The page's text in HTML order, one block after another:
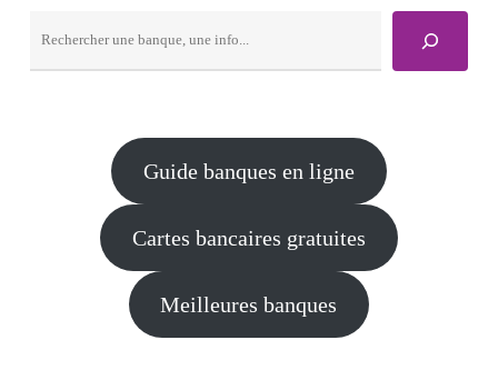
Guide banques en ligne
Cartes bancaires gratuites
Meilleures banques